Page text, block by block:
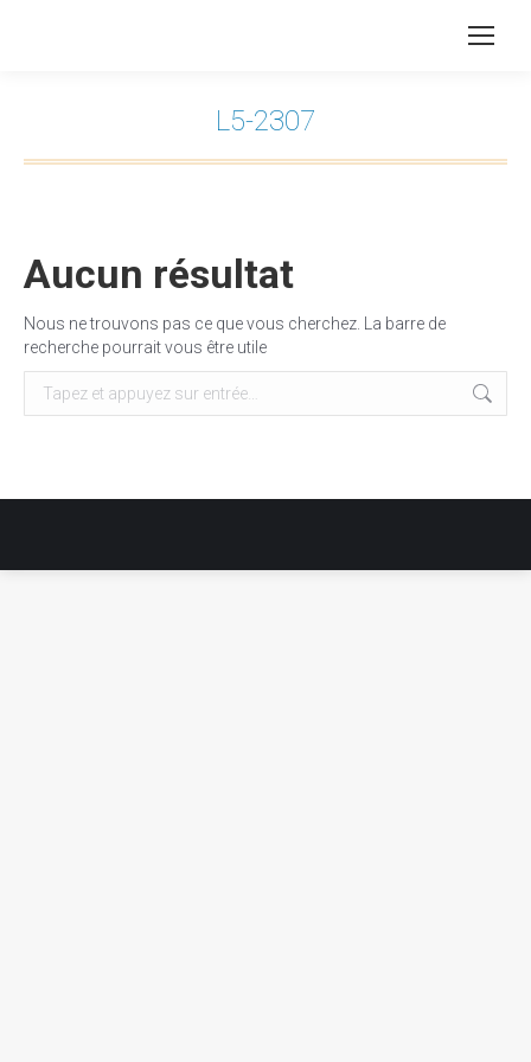
L5-2307
Aucun résultat
Nous ne trouvons pas ce que vous cherchez. La barre de
recherche pourrait vous être utile
Recherche